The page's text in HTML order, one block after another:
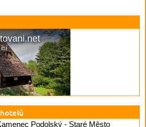
Podolský - Staré Město